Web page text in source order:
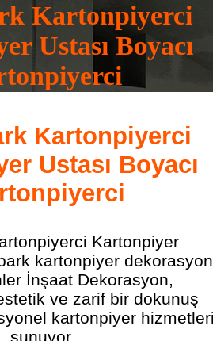
Kartonpiyerci
Ustası Boyacı
165 16 83
Kartonpiyerci
Ustası Boyacı
Kartonpiyer
kartonpiyer dekorasyon
İnşaat Dekorasyon,
ve zarif bir dokunuş
kartonpiyer
sunuyor